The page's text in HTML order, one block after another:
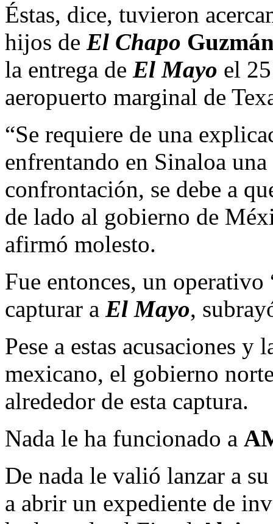
Éstas, dice, tuvieron
hijos de El Chapo
la entrega de El Mayo el
aeropuerto marginal de
“Se requiere de una
enfrentando en Sinaloa
confrontación, se debe a
de lado al gobierno de
afirmó molesto.
Fue entonces, un
capturar a El Mayo,
Pese a estas acusaciones y
mexicano, el gobierno
alrededor de esta captura.
Nada le ha funcionado a
De nada le valió lanzar a
a abrir un expediente de